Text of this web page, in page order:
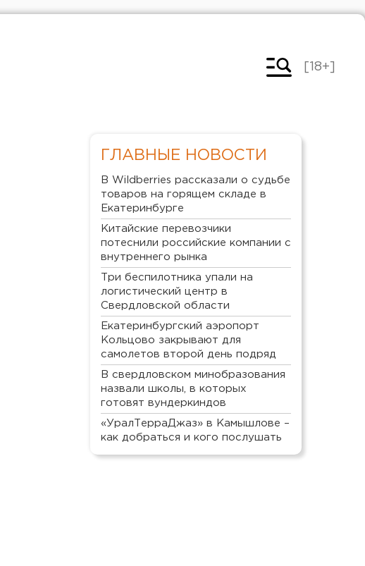
[18+]
ГЛАВНЫЕ НОВОСТИ
В Wildberries рассказали о судьбе
товаров на горящем складе в
Екатеринбурге
Китайские перевозчики
потеснили российские компании с
внутреннего рынка
Три беспилотника упали на
логистический центр в
Свердловской области
Екатеринбургский аэропорт
Кольцово закрывают для
самолетов второй день подряд
В свердловском минобразования
назвали школы, в которых
готовят вундеркиндов
«УралТерраДжаз» в Камышлове –
как добраться и кого послушать